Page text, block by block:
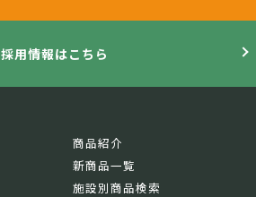
採用情報はこちら
商品紹介
新商品一覧
施設別商品検索